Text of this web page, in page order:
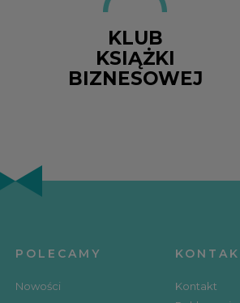
KLUB
KSIĄŻKI
BIZNESOWEJ
POLECAMY
Nowości
Kontakt